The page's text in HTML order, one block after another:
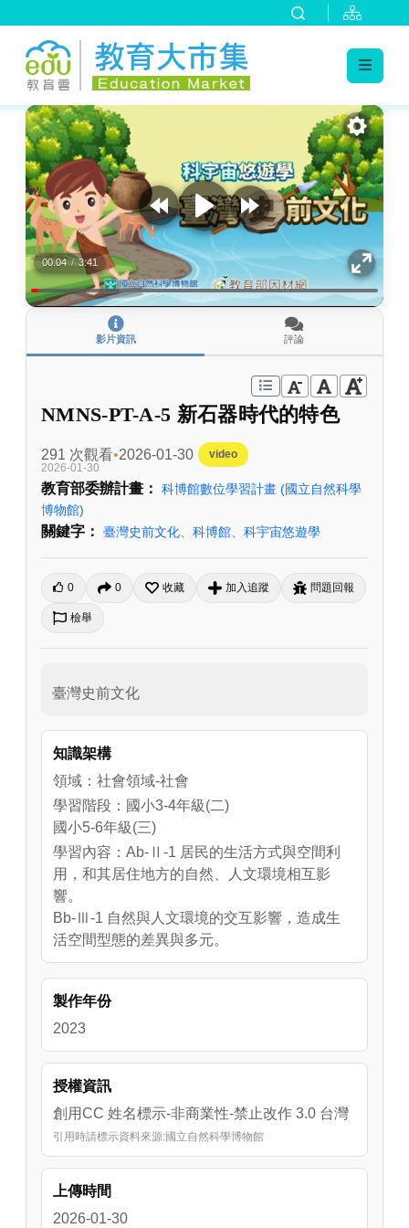
:::
00:04 / 3:41
影片資訊 評論
NMNS-PT-A-5 新石器時代的特色
291 次觀看 2026-01-30
video
2026-01-30
教育部委辦計畫： 科博館數位學習計畫 (國立自然科學
博物館)
關鍵字： 臺灣史前文化 科博館 科宇宙悠遊學
0 0 收藏 加入追蹤 問題回報
檢舉
臺灣史前文化
知識架構
領域：社會領域-社會
學習階段：國小3-4年級(二)
國小5-6年級(三)
學習內容：Ab-Ⅱ-1 居民的生活方式與空間利
用，和其居住地方的自然、人文環境相互影
響。
Bb-Ⅲ-1 自然與人文環境的交互影響，造成生
活空間型態的差異與多元。
製作年份
2023
授權資訊
創用CC 姓名標示-非商業性-禁止改作 3.0 台灣
引用時請標示資料來源:國立自然科學博物館
上傳時間
2026-01-30